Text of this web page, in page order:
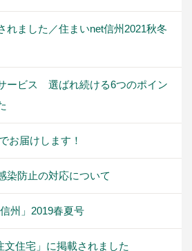
れました／住まいnet信州2021秋冬
ービス 選ばれ続ける6つのポイン
お届けします！
染防止の対応について
州」2019春夏号
住宅」に掲載されました